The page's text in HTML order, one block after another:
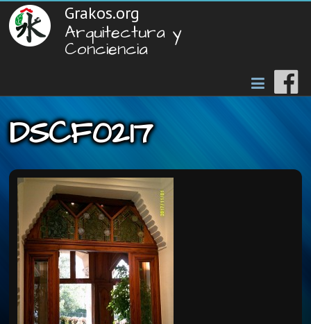
Grakos.org
Arquitectura y
Conciencia
DSCF0217